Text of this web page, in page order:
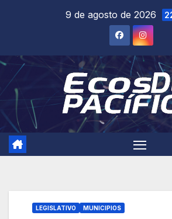
9 de agosto de 2026
LEGISLATIVO MUNICIPIOS